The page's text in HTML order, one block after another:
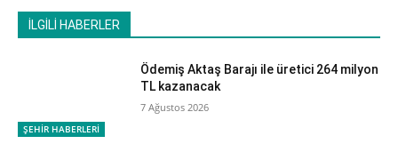
İLGİLİ HABERLER
ŞEHİR HABERLERİ
Ödemiş Aktaş Barajı ile üretici 264 milyon
TL kazanacak
7 Ağustos 2026